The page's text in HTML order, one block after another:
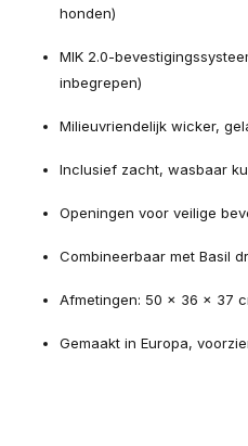
honden)
MIK 2.0-
inbegrepen)
Milieuvriendelijk wicker,
Inclusief zacht, wasbaar
Openingen voor veilige
Combineerbaar met Basil
Afmetingen: 50 × 36 × 37
Gemaakt in Europa,